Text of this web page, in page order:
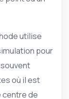
utilise
pour
où il est
centre de